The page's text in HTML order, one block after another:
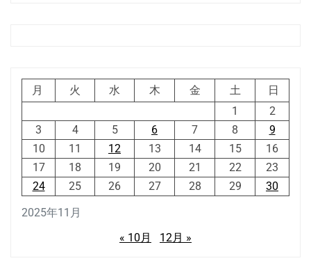
2025年11月
月 火 水 木 金 土
日
1
2
3
4 5 6 7 8
9
10
11 12 13 14 15
16
17
18 19 20 21 22
23
24
25 26 27 28 29 30
« 10月 12月 »